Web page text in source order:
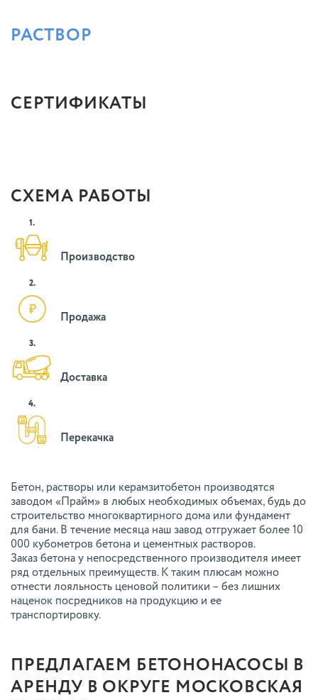
РАСТВОР
СЕРТИФИКАТЫ
СХЕМА РАБОТЫ
1.
Производство
2.
Продажа
3.
Доставка
4.
Перекачка
Бетон, растворы или керамзитобетон производятся
заводом «Прайм» в любых необходимых объемах, будь до
строительство многоквартирного дома или фундамент
для бани. В течение месяца наш завод отгружает более 10
000 кубометров бетона и цементных растворов.
Заказ бетона у непосредственного производителя имеет
ряд отдельных преимуществ. К таким плюсам можно
отнести лояльность ценовой политики – без лишних
наценок посредников на продукцию и ее
транспортировку.
ПРЕДЛАГАЕМ БЕТОНОНАСОСЫ В
АРЕНДУ В ОКРУГЕ МОСКОВСКАЯ